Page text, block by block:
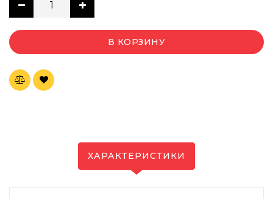
В КОРЗИНУ
ХАРАКТЕРИСТИКИ